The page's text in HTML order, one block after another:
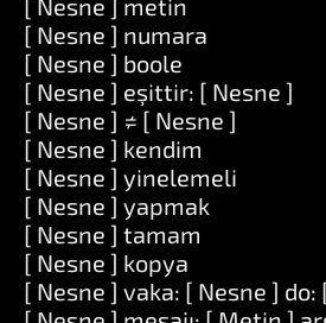
[ Nesne ] metin
[ Nesne ] numara
[ Nesne ] boole
[ Nesne ] eşittir: [ Nesne ]
[ Nesne ] ≠ [ Nesne ]
[ Nesne ] kendim
[ Nesne ] yinelemeli
[ Nesne ] yapmak
[ Nesne ] tamam
[ Nesne ] kopya
[ Nesne ] vaka: [ Nesne ] do: